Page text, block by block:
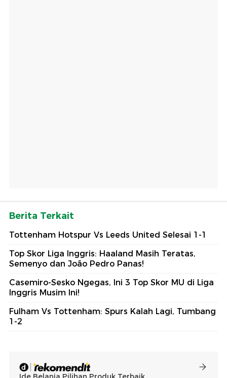
Berita Terkait
Tottenham Hotspur Vs Leeds United Selesai 1-1
Top Skor Liga Inggris: Haaland Masih Teratas,
Semenyo dan João Pedro Panas!
Casemiro-Sesko Ngegas, Ini 3 Top Skor MU di Liga
Inggris Musim Ini!
Fulham Vs Tottenham: Spurs Kalah Lagi, Tumbang
1-2